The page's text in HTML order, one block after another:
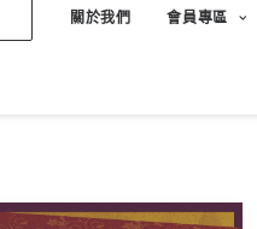
關於我們 會員專區